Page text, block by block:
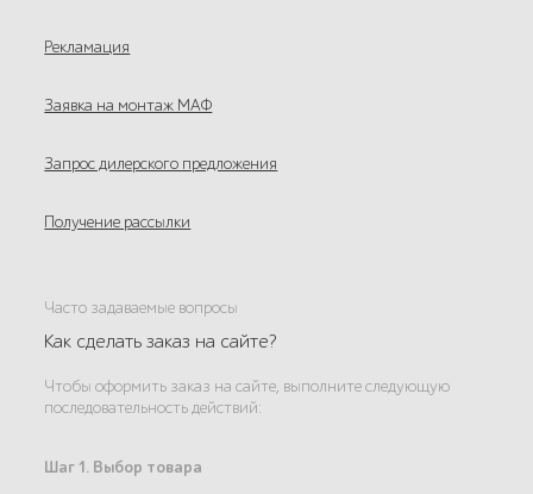
Рекламация
Заявка на монтаж МАФ
Запрос дилерского предложения
Получение рассылки
Часто задаваемые вопросы
Как сделать заказ на сайте?
Чтобы оформить заказ на сайте, выполните следующую
последовательность действий:
Шаг 1. Выбор товара